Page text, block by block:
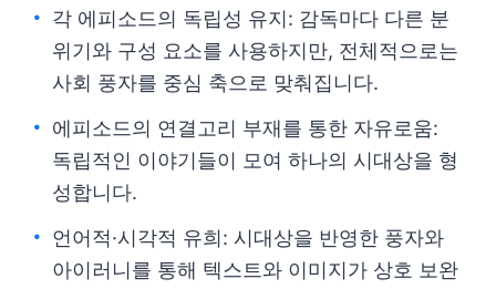
각 에피소드의 독립성 유지: 감독마다 다른 분
위기와 구성 요소를 사용하지만, 전체적으로는
사회 풍자를 중심 축으로 맞춰집니다.
에피소드의 연결고리 부재를 통한 자유로움:
독립적인 이야기들이 모여 하나의 시대상을 형
성합니다.
언어적·시각적 유희: 시대상을 반영한 풍자와
아이러니를 통해 텍스트와 이미지가 상호 보완